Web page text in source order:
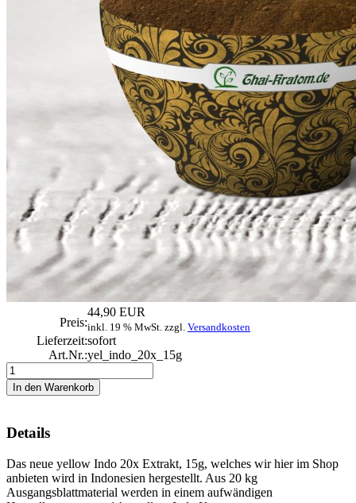
Preis:
44,90 EUR
inkl. 19 % MwSt. zzgl. Versandkosten
Lieferzeit:sofort
Art.Nr.:yel_indo_20x_15g
Details
Das neue yellow Indo 20x Extrakt, 15g, welches wir hier im Shop
anbieten wird in Indonesien hergestellt. Aus 20 kg
Ausgangsblattmaterial werden in einem aufwändigen